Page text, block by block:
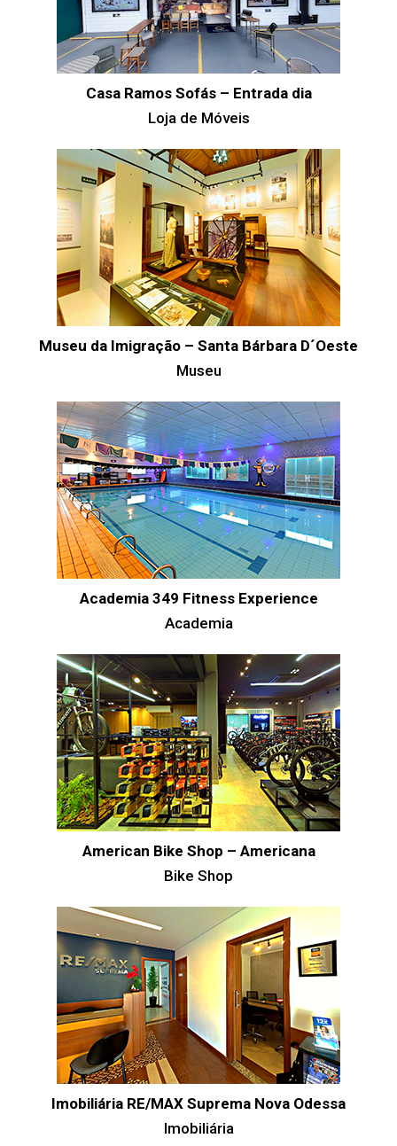
Casa Ramos Sofás – Entrada dia
Loja de Móveis
Museu da Imigração – Santa Bárbara D´Oeste
Museu
Academia 349 Fitness Experience
Academia
American Bike Shop – Americana
Bike Shop
Imobiliária RE/MAX Suprema Nova Odessa
Imobiliária